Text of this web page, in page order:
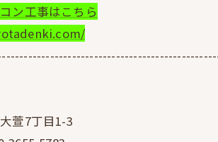
ン工事はこちら
萱7丁目1-3